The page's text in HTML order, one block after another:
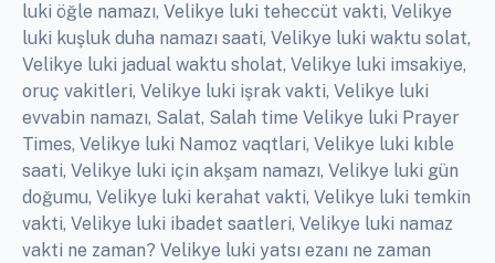
luki öğle namazı, Velikye luki teheccüt vakti, Velikye
luki kuşluk duha namazı saati, Velikye luki waktu solat,
Velikye luki jadual waktu sholat, Velikye luki imsakiye,
oruç vakitleri, Velikye luki işrak vakti, Velikye luki
evvabin namazı, Salat, Salah time Velikye luki Prayer
Times, Velikye luki Namoz vaqtlari, Velikye luki kıble
saati, Velikye luki için akşam namazı, Velikye luki gün
doğumu, Velikye luki kerahat vakti, Velikye luki temkin
vakti, Velikye luki ibadet saatleri, Velikye luki namaz
vakti ne zaman? Velikye luki yatsı ezanı ne zaman